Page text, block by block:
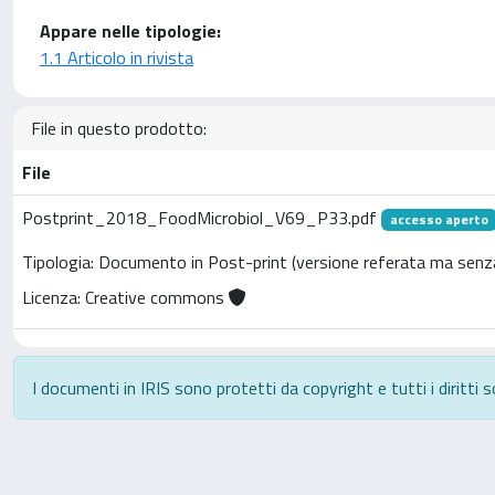
Appare nelle tipologie:
1.1 Articolo in rivista
File in questo prodotto:
File
Postprint_2018_FoodMicrobiol_V69_P33.pdf
accesso aperto
Tipologia: Documento in Post-print (versione referata ma
Licenza: Creative commons
I documenti in IRIS sono protetti da copyright e tutti i diritti